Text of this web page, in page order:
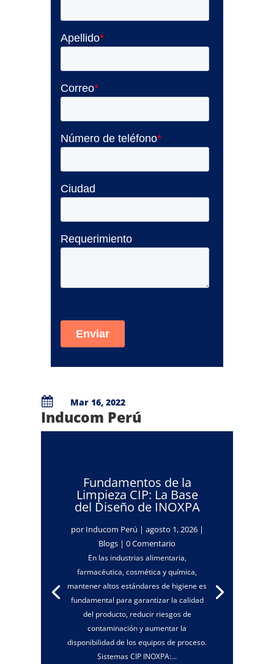
 Mar 16, 2022
Inducom Perú
Fundamentos de la
Limpieza CIP: La Base
del Diseño de INOXPA
por Inducom Perú | agosto 1, 2026|
Blogs | 0 Comentario
En las industrias alimentaria,
farmacéutica, cosmética y química,
mantener altos estándares de higiene es
fundamental para garantizar la calidad
del producto, reducir riesgos de
contaminación y aumentar la
disponibilidad de los equipos de proceso.
Sistemas CIP INOXPA:...